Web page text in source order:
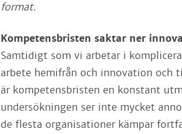
format.
Kompetensbristen saktar ner
Samtidigt som vi arbetar i
arbete hemifrån och innovation och
är kompetensbristen en konstant
undersökningen ser inte mycket
de flesta organisationer kämpar